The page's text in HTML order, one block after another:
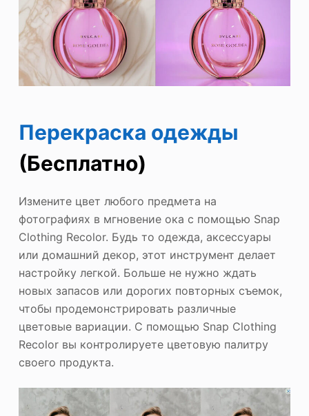
Перекраска одежды
(Бесплатно)
Измените цвет любого предмета на
фотографиях в мгновение ока с помощью Snap
Clothing Recolor. Будь то одежда, аксессуары
или домашний декор, этот инструмент делает
настройку легкой. Больше не нужно ждать
новых запасов или дорогих повторных съемок,
чтобы продемонстрировать различные
цветовые вариации. С помощью Snap Clothing
Recolor вы контролируете цветовую палитру
своего продукта.